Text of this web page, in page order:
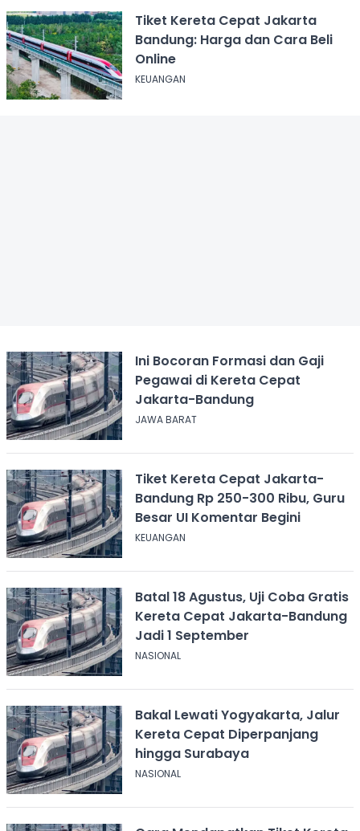
Tiket Kereta Cepat Jakarta
Bandung: Harga dan Cara Beli
Online
KEUANGAN
Ini Bocoran Formasi dan Gaji
Pegawai di Kereta Cepat
Jakarta-Bandung
JAWA BARAT
Tiket Kereta Cepat Jakarta-
Bandung Rp 250-300 Ribu, Guru
Besar UI Komentar Begini
KEUANGAN
Batal 18 Agustus, Uji Coba Gratis
Kereta Cepat Jakarta-Bandung
Jadi 1 September
NASIONAL
Bakal Lewati Yogyakarta, Jalur
Kereta Cepat Diperpanjang
hingga Surabaya
NASIONAL